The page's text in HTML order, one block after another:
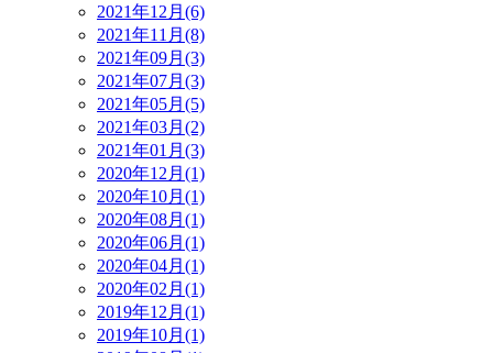
2021年12月(6)
2021年11月(8)
2021年09月(3)
2021年07月(3)
2021年05月(5)
2021年03月(2)
2021年01月(3)
2020年12月(1)
2020年10月(1)
2020年08月(1)
2020年06月(1)
2020年04月(1)
2020年02月(1)
2019年12月(1)
2019年10月(1)